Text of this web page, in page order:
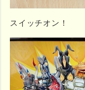
スイッチオン！